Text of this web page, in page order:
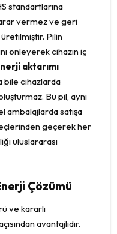
standartlarına
vermez ve geri
Pilin
önleyerek cihazın iç
aktarımı
bile cihazlarda
Bu pil, aynı
ambalajlarda satışa
geçerek her
uluslararası
Çözümü
ve kararlı
avantajlıdır.